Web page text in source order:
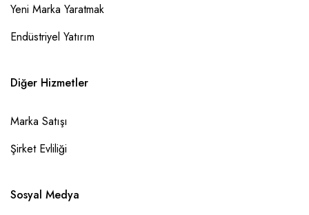
Yeni Marka Yaratmak
Endüstriyel Yatırım
Diğer Hizmetler
Marka Satışı
Şirket Evliliği
Sosyal Medya